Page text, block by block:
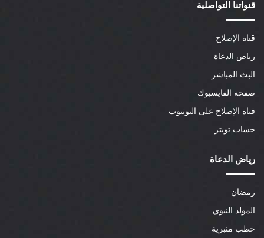
قنواتنا التواصلية
قناة الإصلاح
رياض الدعاة
البث المباشر
صفحة الفايسبوك
قناة الإصلاح على اليوتيوب
حساب تويتر
رياض الدعاة
رمضان
المولد النبوي
خطب منبرية